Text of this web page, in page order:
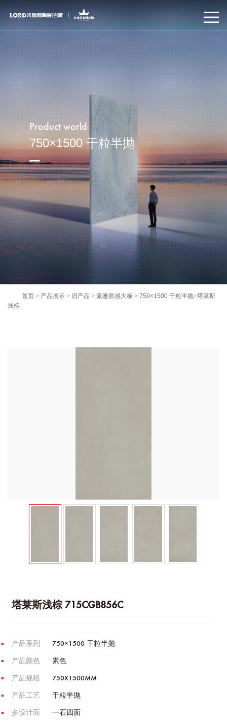
Product world
750×1500 干粒半抛
首页 > 产品展示 > 旧产品 > 素雅质感大板 > 750×1500 干粒半抛>塔莱斯
浅棕
塔莱斯浅棕 715CGB856C
产品系列 750×1500 干粒半抛
产品颜色 素色
产品规格 750X1500MM
产品工艺 干粒半抛
多设计面 一石四面